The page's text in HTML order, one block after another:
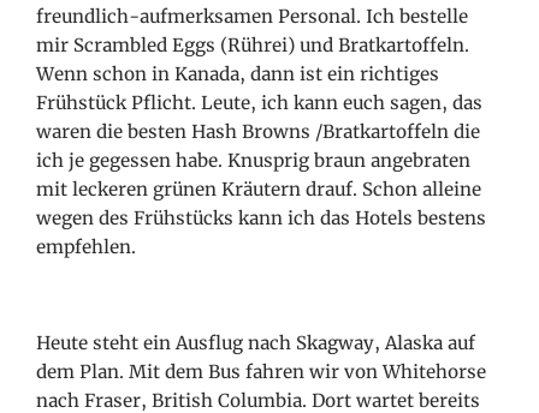
freundlich-aufmerksamen Personal. Ich bestelle
mir Scrambled Eggs (Rührei) und Bratkartoffeln.
Wenn schon in Kanada, dann ist ein richtiges
Frühstück Pflicht. Leute, ich kann euch sagen, das
waren die besten Hash Browns /Bratkartoffeln die
ich je gegessen habe. Knusprig braun angebraten
mit leckeren grünen Kräutern drauf. Schon alleine
wegen des Frühstücks kann ich das Hotels bestens
empfehlen.
Heute steht ein Ausflug nach Skagway, Alaska auf
dem Plan. Mit dem Bus fahren wir von Whitehorse
nach Fraser, British Columbia. Dort wartet bereits